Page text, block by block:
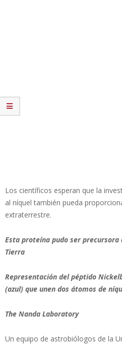
Los científicos esperan que la
al níquel también pueda
extraterrestre.
Esta proteína pudo ser
Tierra
Representación del péptido
(azul) que unen dos átomos de
The Nanda Laboratory
Un equipo de astrobiólogos de la